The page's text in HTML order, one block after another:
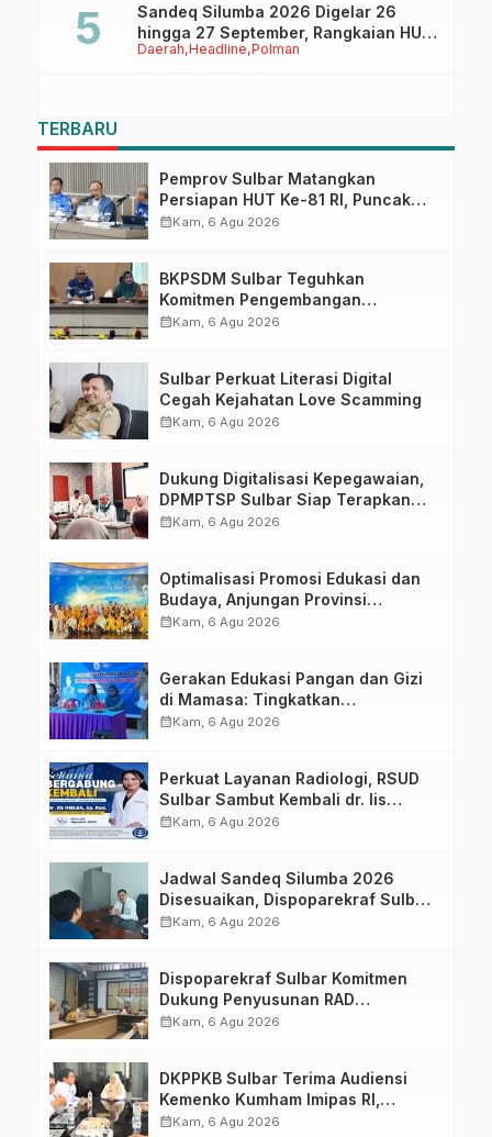
Daerah Headline Polman
Sandeq Silumba 2026 Digelar 26
hingga 27 September, Rangkaian HUT
Sulbar
TERBARU
Pemprov Sulbar Matangkan
Persiapan HUT Ke-81 RI, Puncak
Upacara di Lapangan Ahmad
calendar_monthKam, 6 Agu 2026
BKPSDM Sulbar Teguhkan
Komitmen Pengembangan
Kompetensi ASN melalui
calendar_monthKam, 6 Agu 2026
Sulbar Perkuat Literasi Digital
Cegah Kejahatan Love Scamming
calendar_monthKam, 6 Agu 2026
Dukung Digitalisasi Kepegawaian,
DPMPTSP Sulbar Siap Terapkan
Aplikasi FLEKSI ASN
calendar_monthKam, 6 Agu 2026
Optimalisasi Promosi Edukasi dan
Budaya, Anjungan Provinsi
Sulawesi Barat Perkuat Kolaborasi
calendar_monthKam, 6 Agu 2026
Gerakan Edukasi Pangan dan Gizi
di Mamasa: Tingkatkan
Pengetahuan dan Keterampilan
calendar_monthKam, 6 Agu 2026
Perkuat Layanan Radiologi, RSUD
Sulbar Sambut Kembali dr. Iis
Imelda, Sp.Rad
calendar_monthKam, 6 Agu 2026
Jadwal Sandeq Silumba 2026
Disesuaikan, Dispoparekraf Sulbar
Pastikan Persiapan Tetap
calendar_monthKam, 6 Agu 2026
Dispoparekraf Sulbar Komitmen
Dukung Penyusunan RAD
TPB/SDGs Sulawesi Barat
calendar_monthKam, 6 Agu 2026
DKPPKB Sulbar Terima Audiensi
Kemenko Kumham Imipas RI,
Perkuat Pelayanan Kesehatan bagi
calendar_monthKam, 6 Agu 2026